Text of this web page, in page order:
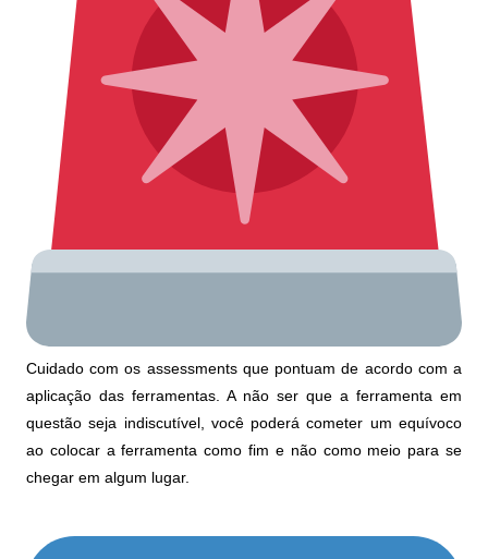
Cuidado com os assessments que pontuam de acordo com a
aplicação das ferramentas. A não ser que a ferramenta em
questão seja indiscutível, você poderá cometer um equívoco
ao colocar a ferramenta como fim e não como meio para se
chegar em algum lugar.